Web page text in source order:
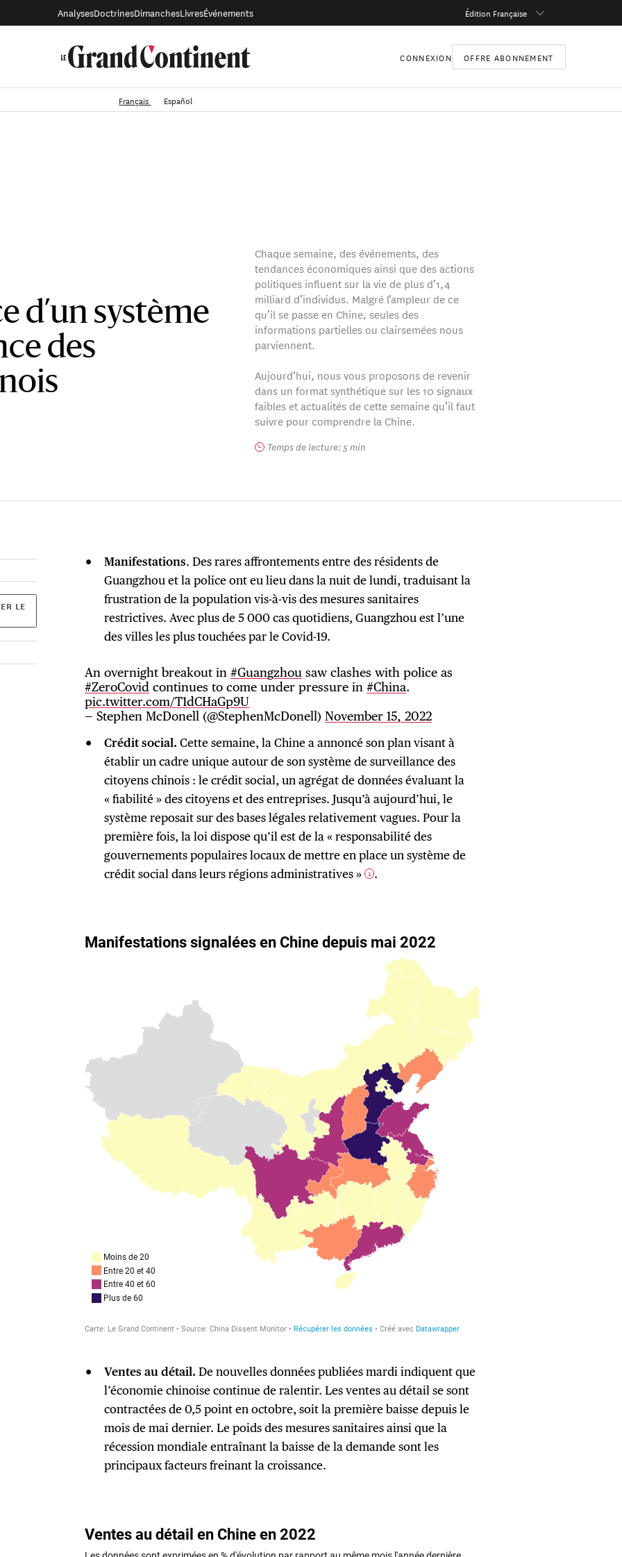
AnalysesDoctrinesDimanchesLivresÉvénements Édition Française
CONNEXION OFFRE ABONNEMENT
Français Español
d’un système
des
Chaque semaine, des événements, des
tendances économiques ainsi que des actions
politiques influent sur la vie de plus d’1,4
milliard d’individus. Malgré l’ampleur de ce
qu’il se passe en Chine, seules des
informations partielles ou clairsemées nous
parviennent.
Aujourd’hui, nous vous proposons de revenir
dans un format synthétique sur les 10 signaux
faibles et actualités de cette semaine qu’il faut
suivre pour comprendre la Chine.
Temps de lecture: 5 min
LE
Manifestations. Des rares affrontements entre des résidents de
Guangzhou et la police ont eu lieu dans la nuit de lundi, traduisant la
frustration de la population vis-à-vis des mesures sanitaires
restrictives. Avec plus de 5 000 cas quotidiens, Guangzhou est l’une
des villes les plus touchées par le Covid-19.
An overnight breakout in#Guangzhou saw clashes with police as
#ZeroCovid continues to come under pressure in#China.
pic.twitter.com/T1dCHaGp9U
— Stephen McDonell (@StephenMcDonell)November 15, 2022
Crédit social. Cette semaine, la Chine a annoncé son plan visant à
établir un cadre unique autour de son système de surveillance des
citoyens chinois : le crédit social, un agrégat de données évaluant la
« fiabilité » des citoyens et des entreprises. Jusqu’à aujourd’hui, le
système reposait sur des bases légales relativement vagues. Pour la
première fois, la loi dispose qu’il est de la « responsabilité des
gouvernements populaires locaux de mettre en place un système de
crédit social dans leurs régions administratives » 1 .
Ventes au détail. De nouvelles données publiées mardi indiquent que
l’économie chinoise continue de ralentir. Les ventes au détail se sont
contractées de 0,5 point en octobre, soit la première baisse depuis le
mois de mai dernier. Le poids des mesures sanitaires ainsi que la
récession mondiale entraînant la baisse de la demande sont les
principaux facteurs freinant la croissance.